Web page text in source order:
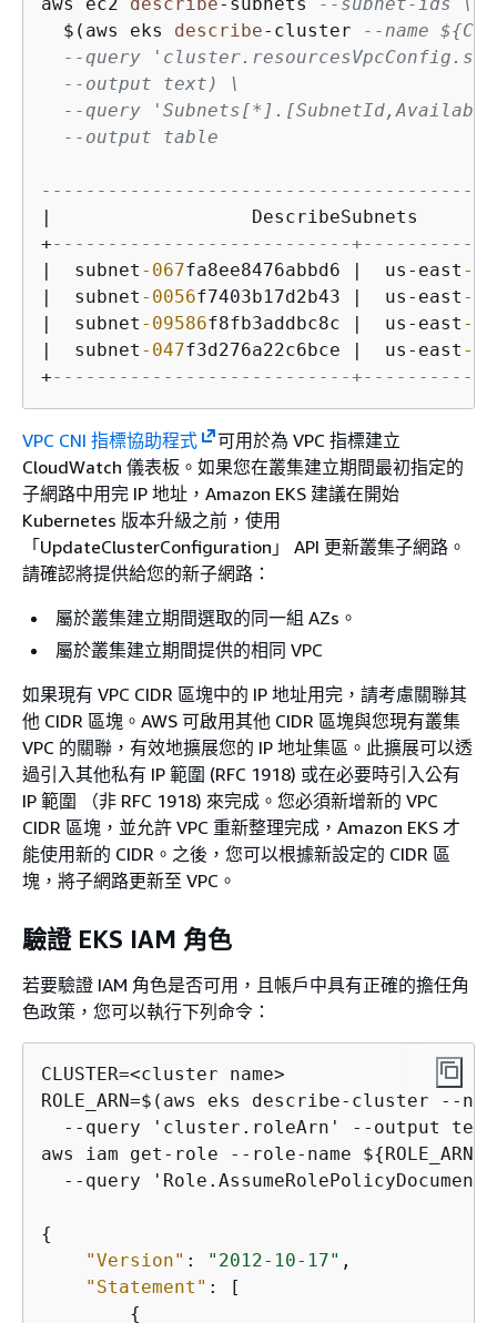
  $(aws eks
describe- cluster --name ${
--query
--output text) \
--query
--output table
|
+---------------------------
|
  subnet
-067fa8ee8476abbd6 |
  us
- east -1
|
  subnet
-0056f7403b17d2b43 |
  us
- east -1
|
  subnet
-09586f8fb3addbc8c |
  us
- east -1
|
  subnet
-047f3d276a22c6bce |
  us
- east -1
+---------------------------
VPC CNI 指標協助程式
可用於為 VPC 指標建立
CloudWatch 儀表板。如果您在叢集建立期間最初指定的
子網路中用完 IP 地址，Amazon EKS 建議在開始
Kubernetes 版本升級之前，使用
「UpdateClusterConfiguration」 API 更新叢集子網路。
請確認將提供給您的新子網路：
屬於叢集建立期間選取的同一組 AZs。
屬於叢集建立期間提供的相同 VPC
如果現有 VPC CIDR 區塊中的 IP 地址用完，請考慮關聯其
他 CIDR 區塊。AWS 可啟用其他 CIDR 區塊與您現有叢集
VPC 的關聯，有效地擴展您的 IP 地址集區。此擴展可以透
過引入其他私有 IP 範圍 (RFC 1918) 或在必要時引入公有
IP 範圍 （非 RFC 1918) 來完成。您必須新增新的 VPC
CIDR 區塊，並允許 VPC 重新整理完成，Amazon EKS 才
能使用新的 CIDR。之後，您可以根據新設定的 CIDR 區
塊，將子網路更新至 VPC。
驗證 EKS IAM 角色
若要驗證 IAM 角色是否可用，且帳戶中具有正確的擔任角
色政策，您可以執行下列命令：
CLUSTER=<cluster name>
ROLE_ARN=$(aws eks describe-cluster --
--query 'cluster.roleArn' --output
aws iam get-role --role-name ${
  --query 'Role.AssumeRolePolicyDocument'
{
"Version" : "2012-10-17" ,
"Statement" : [
{